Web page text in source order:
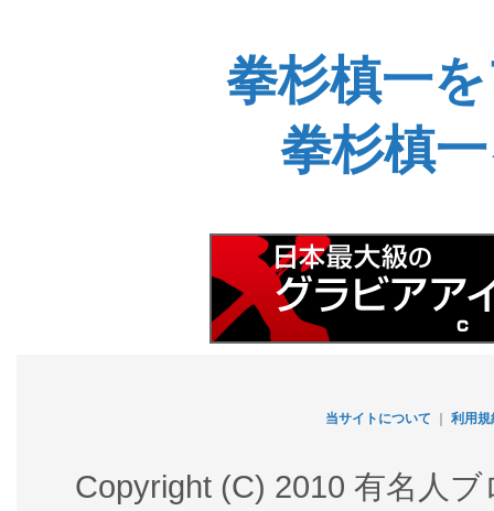
拳杉槙一
拳杉槙
当サイトについて 利用規
Copyright (C) 2010 有名人